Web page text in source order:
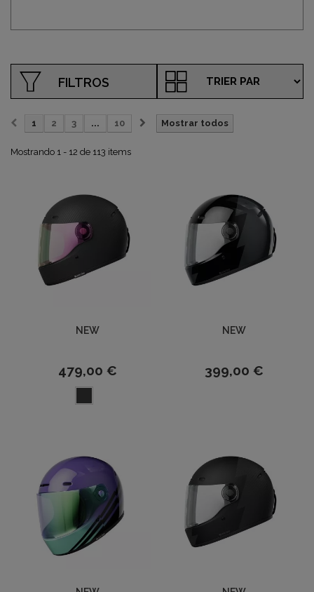
FILTROS
Mostrar todos
1 2 3 ... 10
Mostrando 1 - 12 de 113 items
NEW
479,00 €
NEW
399,00 €